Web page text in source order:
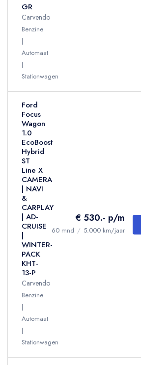
GR
Carvendo
Benzine
Automaat
Stationwagen
Ford
Focus
Wagon
1.0
EcoBoost
Hybrid
ST
Line X
CAMERA
| NAVI
&
CARPLAY
| AD-
CRUISE
|
WINTER-
PACK
KHT-
13-P
Carvendo
Benzine
Automaat
Stationwagen
€ 530.- p/m
60 mnd / 5.000 km/jaar